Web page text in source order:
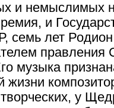
и немыслимых
и
семь лет
правления
музыка
жизни
у